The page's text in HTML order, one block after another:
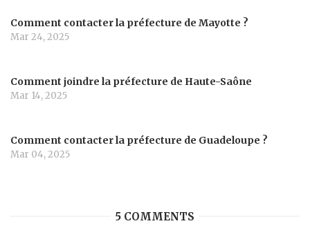
Comment contacter la préfecture de Mayotte ?
Mar 24, 2025
Comment joindre la préfecture de Haute-Saône
Mar 14, 2025
Comment contacter la préfecture de Guadeloupe ?
Mar 04, 2025
5 COMMENTS